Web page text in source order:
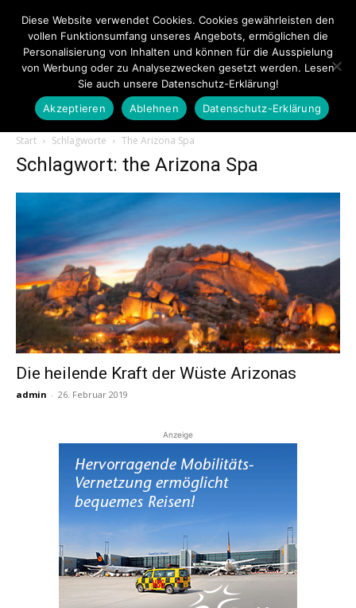
Touristiknews.de
Touristiknews
und
Start Schlagworte The Arizona Spa
Schlagwort: the Arizona Spa
Die heilende Kraft der Wüste Arizonas
admin - 26. Februar 2019
Anzeige
Diese Website verwendet Cookies. Cookies gewährleisten den
vollen Funktionsumfang unseres Angebots, ermöglichen die
Personalisierung von Inhalten und können für die Ausspielung
von Werbung oder zu Analysezwecken gesetzt werden. Lesen
Sie auch unsere Datenschutz-Erklärung!
Akzeptieren
Ablehnen Datenschutz-Erklärung